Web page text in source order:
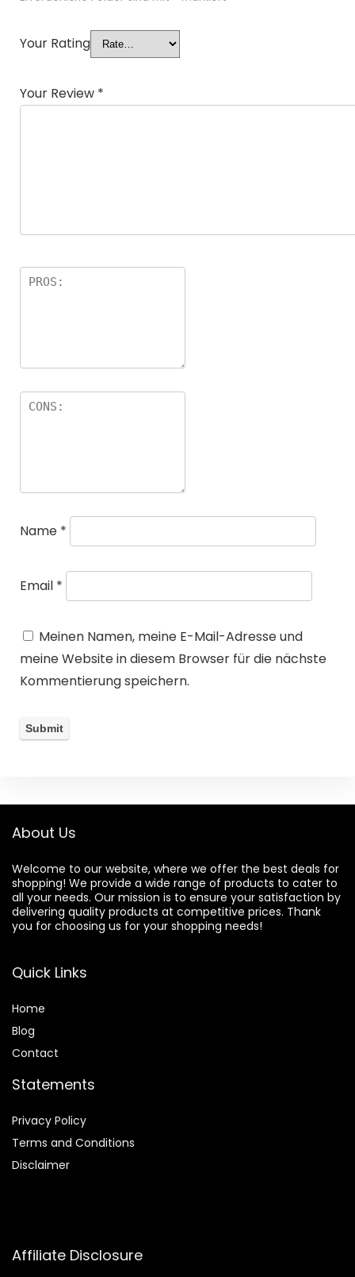
Your Rating
Your Review *
Name *
Email *
Meinen Namen, meine E-Mail-Adresse und
meine Website in diesem Browser für die nächste
Kommentierung speichern.
About Us
Welcome to our website, where we offer the best deals for
shopping! We provide a wide range of products to cater to
all your needs. Our mission is to ensure your satisfaction by
delivering quality products at competitive prices. Thank
you for choosing us for your shopping needs!
Quick Links
Home
Blog
Contact
Statements
Privacy Policy
Terms and Conditions
Disclaimer
Affiliate Disclosure